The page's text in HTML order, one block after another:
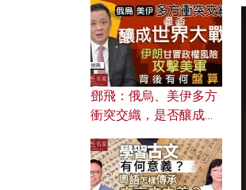
何避免遭AI演算法操
控？
鄧飛：俄烏、美伊多方
衝突交織，是否釀成世
風險攻擊美軍，背後有
何盤算？